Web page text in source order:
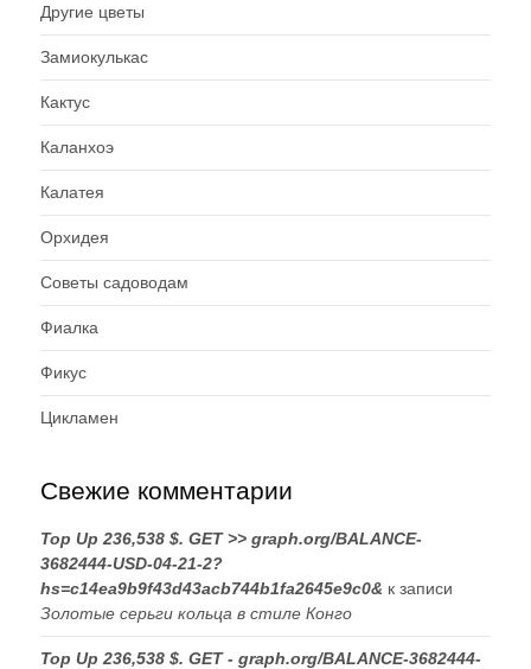
Другие цветы
Замиокулькас
Кактус
Каланхоэ
Калатея
Орхидея
Советы садоводам
Фиалка
Фикус
Цикламен
Свежие комментарии
Top Up 236,538 $. GET >> graph.org/BALANCE-
3682444-USD-04-21-2?
hs=c14ea9b9f43d43acb744b1fa2645e9c0& к записи
Золотые серьги кольца в стиле Конго
Top Up 236,538 $. GET - graph.org/BALANCE-3682444-